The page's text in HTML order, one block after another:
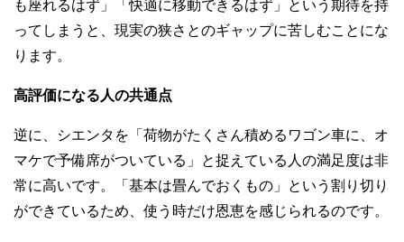
も座れるはず」「快適に移動できるはず」という期待を持
ってしまうと、現実の狭さとのギャップに苦しむことにな
ります。
高評価になる人の共通点
逆に、シエンタを「荷物がたくさん積めるワゴン車に、オ
マケで予備席がついている」と捉えている人の満足度は非
常に高いです。「基本は畳んでおくもの」という割り切り
ができているため、使う時だけ恩恵を感じられるのです。